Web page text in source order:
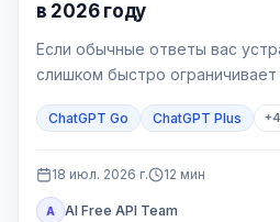
в 2026 году
Если обычные ответы вас
слишком быстро
конкретная рабочая задача
Codex или другой доступ Plus.
ChatGPT Go ChatGPT Plus +4
18 июл. 2026 г. 12 мин
A AI Free API Team